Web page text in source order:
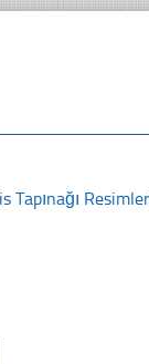
Tapınağı